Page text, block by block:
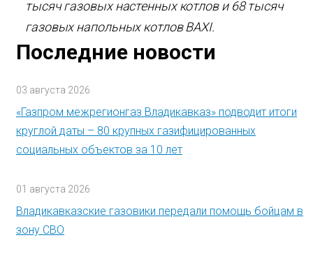
тысяч газовых настенных котлов и 68 тысяч
газовых напольных котлов BAXI.
Последние новости
03 августа 2026
«Газпром межрегионгаз Владикавказ» подводит итоги
круглой даты – 80 крупных газифицированных
социальных объектов за 10 лет
01 августа 2026
Владикавказские газовики передали помощь бойцам в
зону СВО